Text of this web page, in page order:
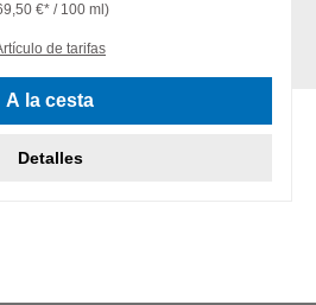
€* / 100 ml)
de tarifas
A la cesta
Detalles